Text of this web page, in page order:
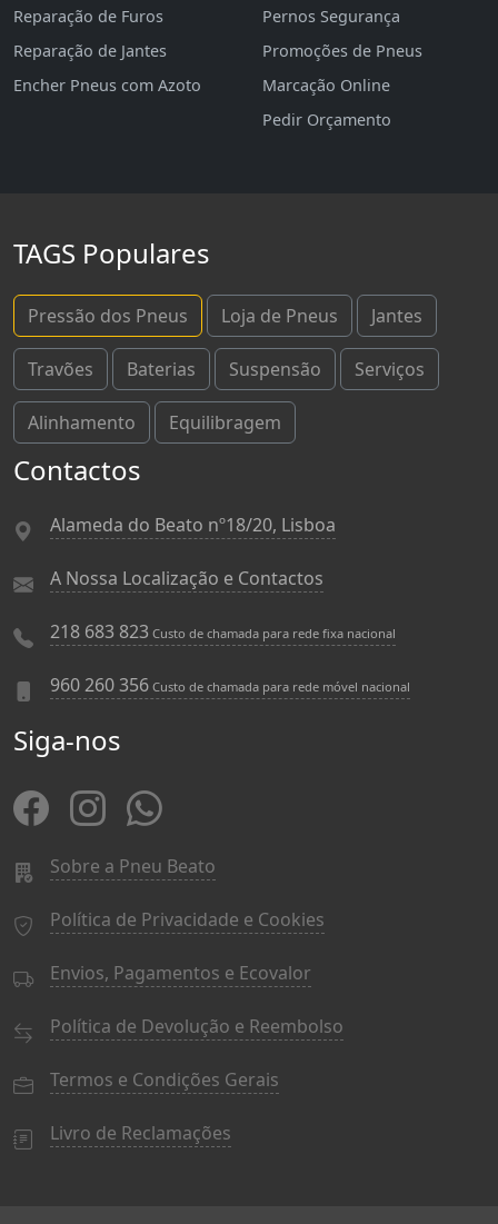
Reparação de Furos
Reparação de Jantes
Encher Pneus com Azoto
Pernos Segurança
Promoções de Pneus
Marcação Online
Pedir Orçamento
TAGS Populares
Pressão dos Pneus Loja de Pneus Jantes
Travões Baterias Suspensão Serviços
Alinhamento Equilibragem
Contactos
Alameda do Beato nº18/20, Lisboa
A Nossa Localização e Contactos
218 683 823 Custo de chamada para rede fixa nacional
960 260 356 Custo de chamada para rede móvel nacional
Siga-nos
Sobre a Pneu Beato
Política de Privacidade e Cookies
Envios, Pagamentos e Ecovalor
Política de Devolução e Reembolso
Termos e Condições Gerais
Livro de Reclamações